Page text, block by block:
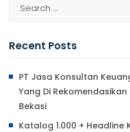
Recent Posts
PT Jasa Konsultan
Yang Di
Bekasi
Katalog 1.000 +